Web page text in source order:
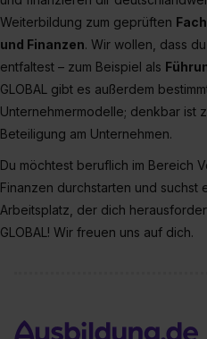
bestimmte
Auswahl über die
erlauben“. Die Einwilligung
der Kategorien
Media und Marketing“
zur Übermittlung deiner
S. 1 lit. a) DS-GVO). Die USA
II). Du kannst die von dir
Datenschutzerklärung unter
Einstellungen“ widerrufen.
Weiterbildung zum geprüften
und Finanzen. Wir wollen, dass
entfaltest – zum Beispiel als
GLOBAL gibt es außerdem
Unternehmermodelle; denkbar ist
Beteiligung am Unternehmen.
Du möchtest beruflich im Bereich
Finanzen durchstarten und suchst
Arbeitsplatz, der dich
GLOBAL! Wir freuen uns auf dich.